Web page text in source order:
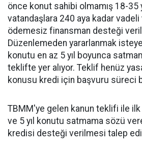
önce konut sahibi olmamış 18-35
vatandaşlara 240 aya kadar vadeli
ödemesiz finansman desteği
Düzenlemeden yararlanmak
konutu en az 5 yıl boyunca
teklifte yer alıyor. Teklif henüz
konusu kredi için başvuru süreci
TBMM'ye gelen kanun teklifi ile
ve 5 yıl konutu satmama sözü
kredisi desteği verilmesi talep